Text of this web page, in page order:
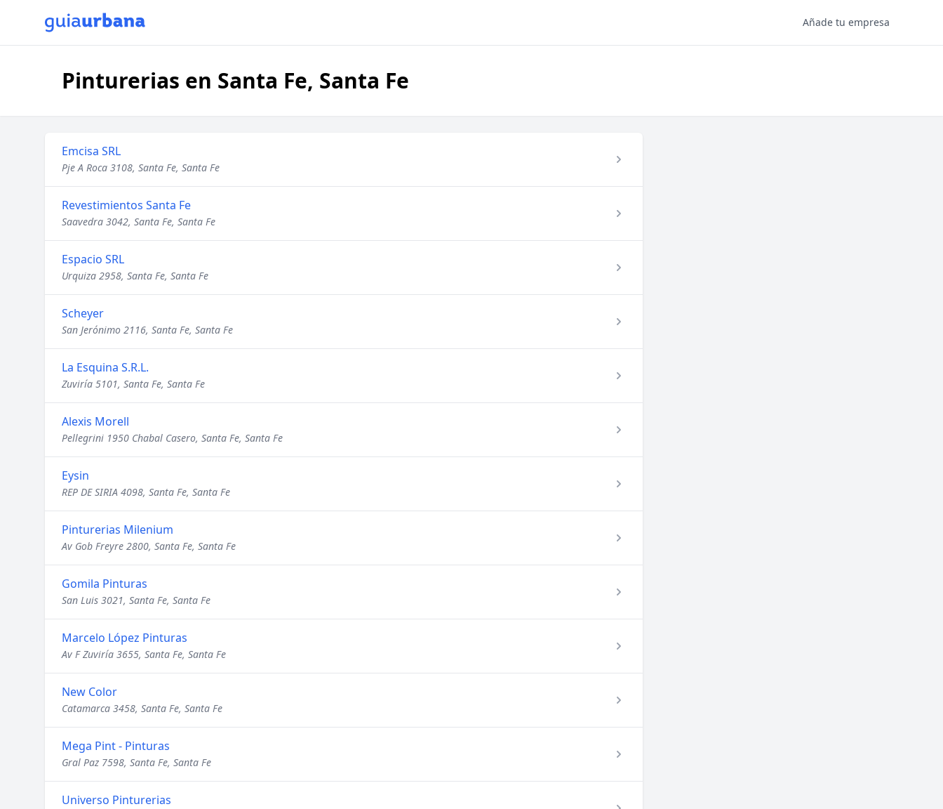
Añade tu empresa
Pinturerias en Santa Fe, Santa Fe
Emcisa SRL
Pje A Roca 3108, Santa Fe, Santa Fe
Revestimientos Santa Fe
Saavedra 3042, Santa Fe, Santa Fe
Espacio SRL
Urquiza 2958, Santa Fe, Santa Fe
Scheyer
San Jerónimo 2116, Santa Fe, Santa Fe
La Esquina S.R.L.
Zuviría 5101, Santa Fe, Santa Fe
Alexis Morell
Pellegrini 1950 Chabal Casero, Santa Fe, Santa Fe
Eysin
REP DE SIRIA 4098, Santa Fe, Santa Fe
Pinturerias Milenium
Av Gob Freyre 2800, Santa Fe, Santa Fe
Gomila Pinturas
San Luis 3021, Santa Fe, Santa Fe
Marcelo López Pinturas
Av F Zuviría 3655, Santa Fe, Santa Fe
New Color
Catamarca 3458, Santa Fe, Santa Fe
Mega Pint - Pinturas
Gral Paz 7598, Santa Fe, Santa Fe
Universo Pinturerias